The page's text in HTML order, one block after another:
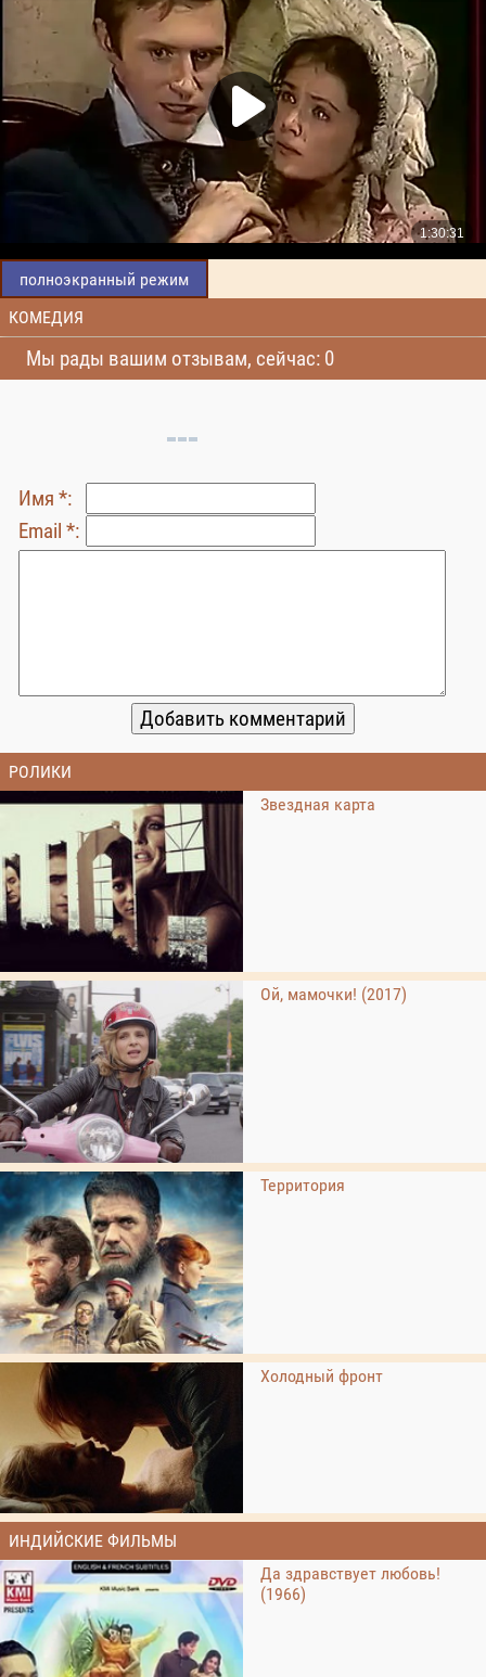
полноэкранный режим
КОМЕДИЯ
Мы рады вашим отзывам, сейчас: 0
Имя *:
Email *:
РОЛИКИ
Звездная карта
Ой, мамочки! (2017)
Территория
Холодный фронт
ИНДИЙСКИЕ ФИЛЬМЫ
Да здравствует любовь!
(1966)